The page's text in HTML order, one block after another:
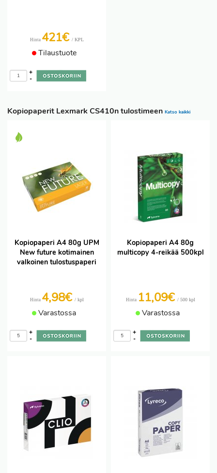
Hinta 421€ / KPL
Tilaustuote
-
+
Kopiopaperit Lexmark CS410n tulostimeen Katso kaikki
Kopiopaperi A4 80g UPM
New future kotimainen
valkoinen tulostuspaperi
Hinta 4,98€ / kpl
Varastossa
-
+
Kopiopaperi A4 80g
multicopy 4-reikää 500kpl
Hinta 11,09€ / 500 kpl
Varastossa
-
+